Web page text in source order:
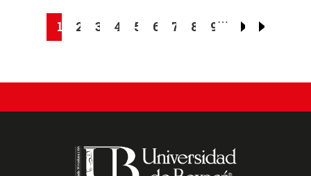
Current
1 Page
2 Page
3 Page
4 Page
5 Page
6 Page
7 Page
8 Page
9 …